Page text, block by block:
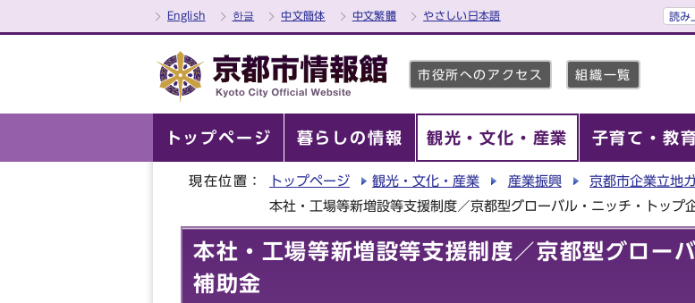
English 한글 中文簡体 中文繁體 やさしい日本語 読み
市役所へのアクセス 組織一覧
トップページ 暮らしの情報 観光・文化・産業 子育て・教
現在位置： トップページ 観光・文化・産業 産業振興 京都市企業立地
本社・工場等新増設等支援制度／京都型グローバル・ニッチ・トップ
本社・工場等新増設等支援制度／京都型グロー
補助金